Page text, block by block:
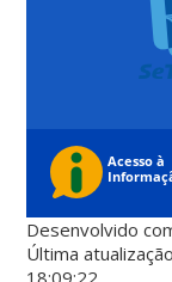
Desenvolvido
Última